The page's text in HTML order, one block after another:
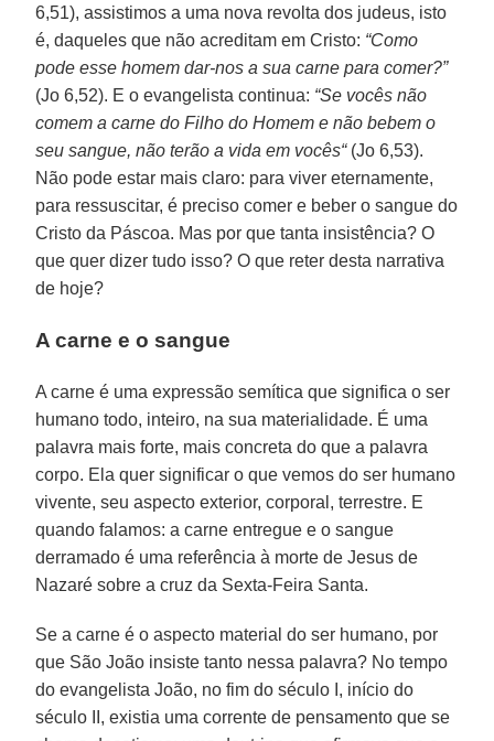
6,51), assistimos a uma nova revolta dos judeus, isto
é, daqueles que não acreditam em Cristo: “Como
pode esse homem dar-nos a sua carne para comer?”
(Jo 6,52). E o evangelista continua: “Se vocês não
comem a carne do Filho do Homem e não bebem o
seu sangue, não terão a vida em vocês“(Jo 6,53).
Não pode estar mais claro: para viver eternamente,
para ressuscitar, é preciso comer e beber o sangue do
Cristo da Páscoa. Mas por que tanta insistência? O
que quer dizer tudo isso? O que reter desta narrativa
de hoje?
A carne e o sangue
A carne é uma expressão semítica que significa o ser
humano todo, inteiro, na sua materialidade. É uma
palavra mais forte, mais concreta do que a palavra
corpo. Ela quer significar o que vemos do ser humano
vivente, seu aspecto exterior, corporal, terrestre. E
quando falamos: a carne entregue e o sangue
derramado é uma referência à morte de Jesus de
Nazaré sobre a cruz da Sexta-Feira Santa.
Se a carne é o aspecto material do ser humano, por
que São João insiste tanto nessa palavra? No tempo
do evangelista João, no fim do século I, início do
século II, existia uma corrente de pensamento que se